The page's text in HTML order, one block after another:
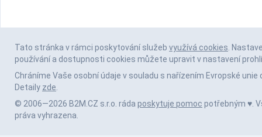
Tato stránka v rámci poskytování služeb využívá cookies.
používání a dostupnosti cookies můžete upravit v nastavení
Chráníme Vaše osobní údaje v souladu s nařízením Evropské unie
Detaily zde.
© 2006—2026 B2M.CZ s.r.o. ráda poskytuje pomoc potřebným ♥️.
práva vyhrazena.